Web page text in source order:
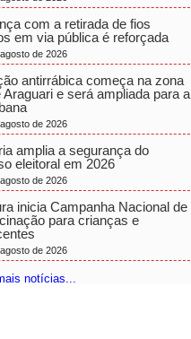
com a retirada de fios
em via pública é reforçada
de 2026
antirrábica começa na zona
Araguari e será ampliada para a
de 2026
amplia a segurança do
eleitoral em 2026
de 2026
inicia Campanha Nacional de
para crianças e
de 2026
notícias...